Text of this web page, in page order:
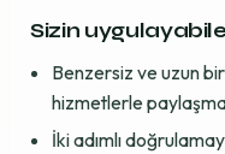
Sizin
Benzersiz ve uzun
hizmetlerle
İki adımlı